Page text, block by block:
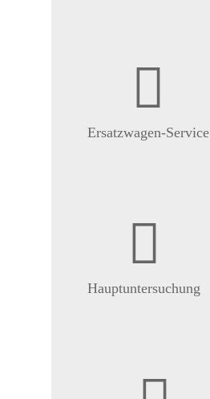
Ersatzwagen-Service
Hauptuntersuchung